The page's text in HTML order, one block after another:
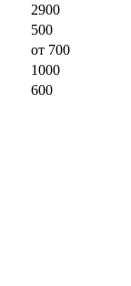
2900
500
от 700
1000
600